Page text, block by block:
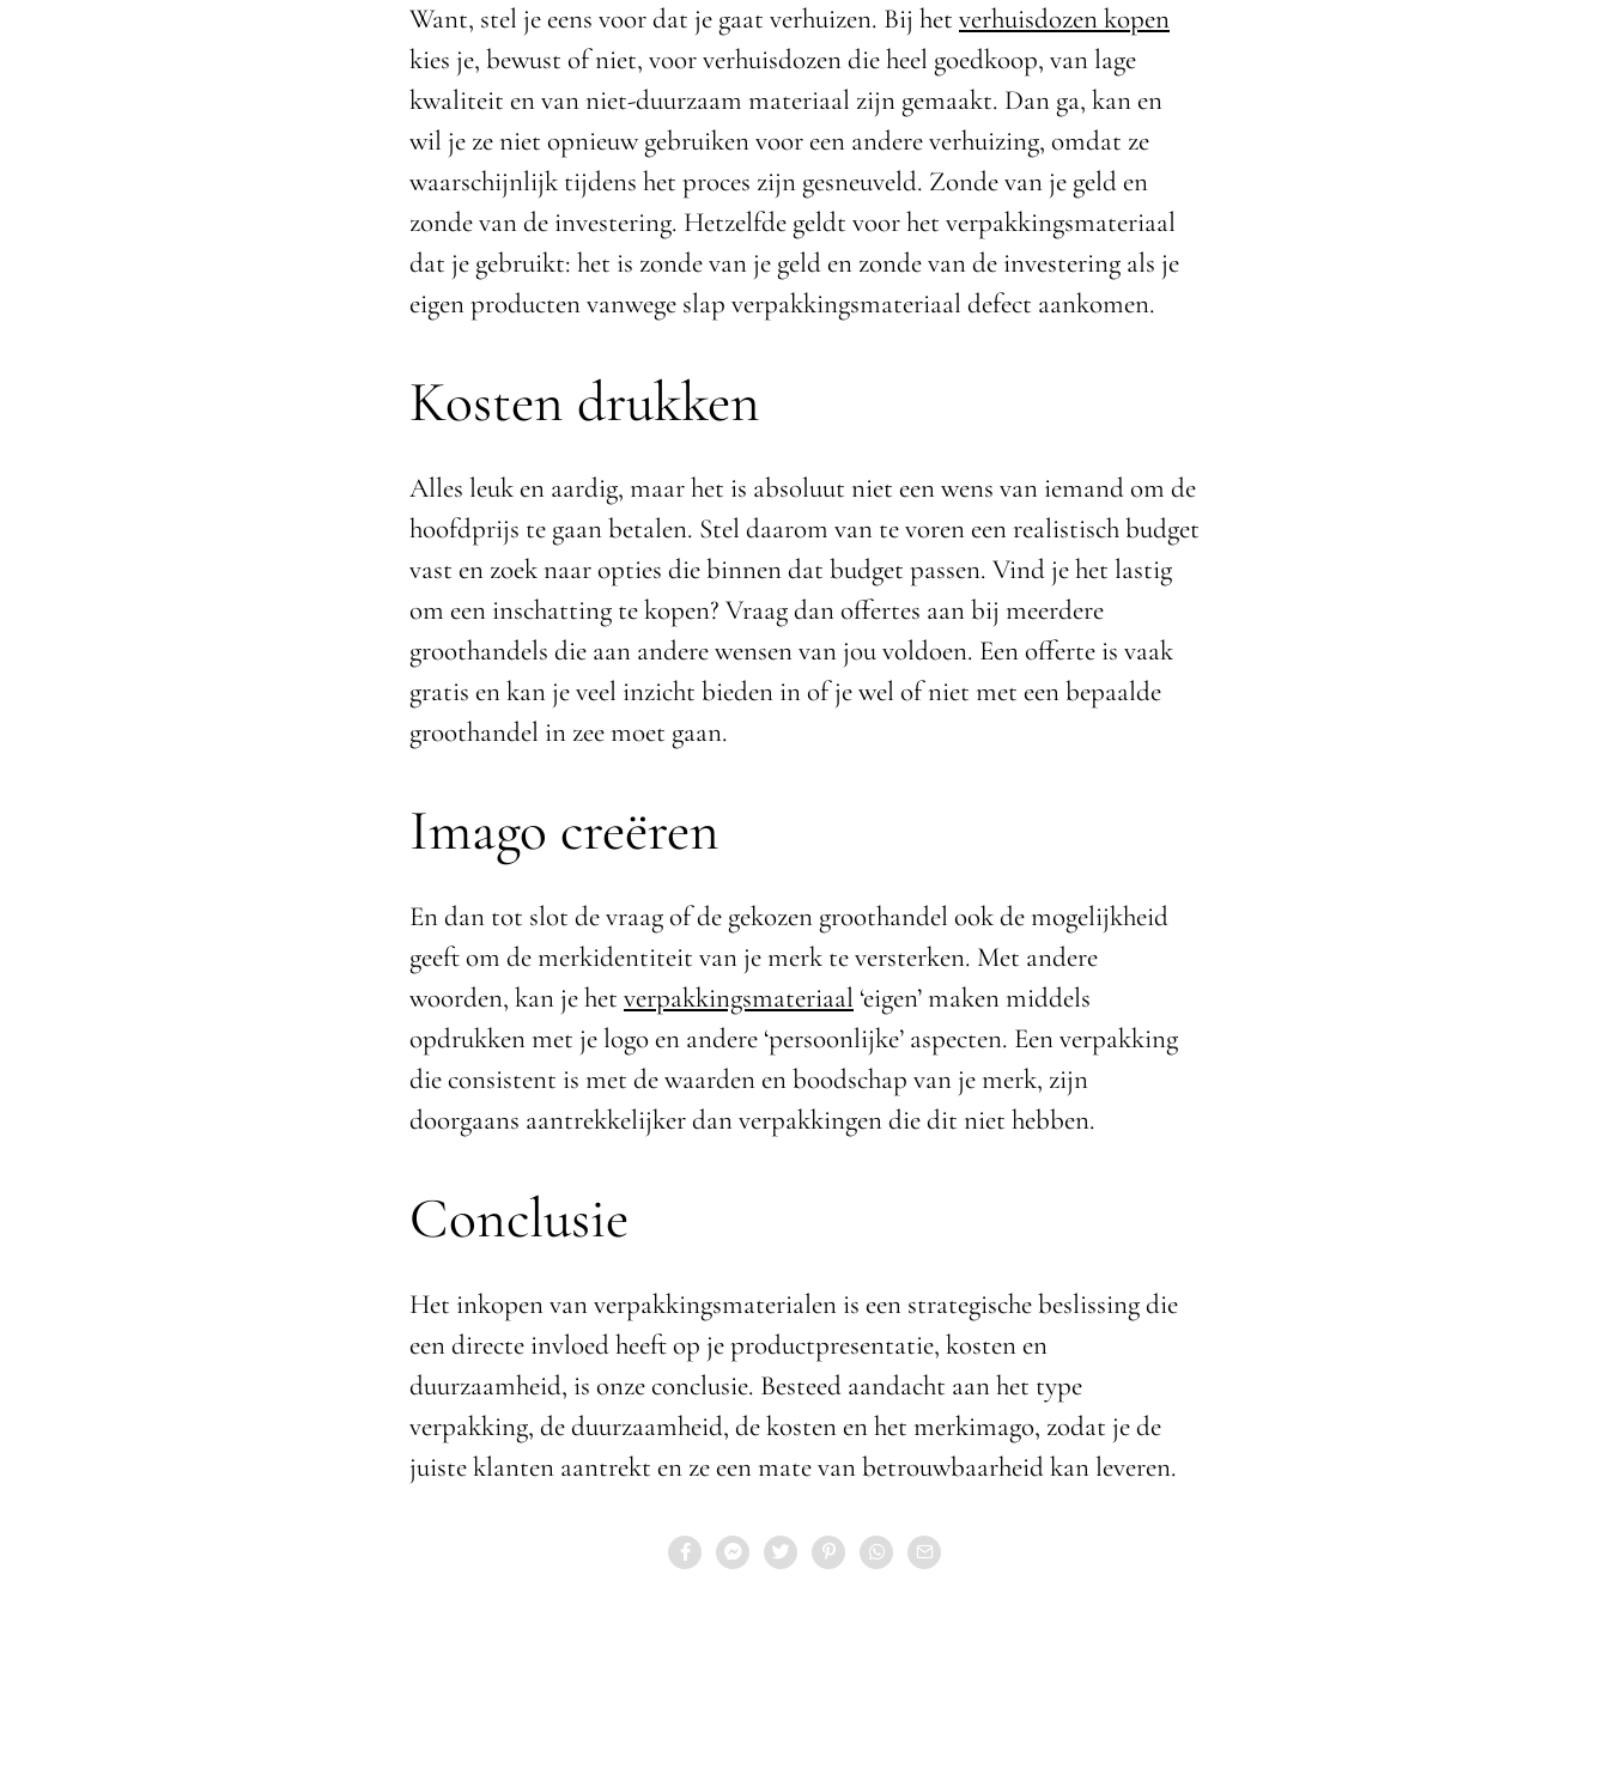
Want, stel je eens voor dat je gaat verhuizen. Bij het verhuisdozen kopen
kies je, bewust of niet, voor verhuisdozen die heel goedkoop, van lage
kwaliteit en van niet-duurzaam materiaal zijn gemaakt. Dan ga, kan en
wil je ze niet opnieuw gebruiken voor een andere verhuizing, omdat ze
waarschijnlijk tijdens het proces zijn gesneuveld. Zonde van je geld en
zonde van de investering. Hetzelfde geldt voor het verpakkingsmateriaal
dat je gebruikt: het is zonde van je geld en zonde van de investering als je
eigen producten vanwege slap verpakkingsmateriaal defect aankomen.
Kosten drukken
Alles leuk en aardig, maar het is absoluut niet een wens van iemand om de
hoofdprijs te gaan betalen. Stel daarom van te voren een realistisch budget
vast en zoek naar opties die binnen dat budget passen. Vind je het lastig
om een inschatting te kopen? Vraag dan offertes aan bij meerdere
groothandels die aan andere wensen van jou voldoen. Een offerte is vaak
gratis en kan je veel inzicht bieden in of je wel of niet met een bepaalde
groothandel in zee moet gaan.
Imago creëren
En dan tot slot de vraag of de gekozen groothandel ook de mogelijkheid
geeft om de merkidentiteit van je merk te versterken. Met andere
woorden, kan je het verpakkingsmateriaal ‘eigen’ maken middels
opdrukken met je logo en andere ‘persoonlijke’ aspecten. Een verpakking
die consistent is met de waarden en boodschap van je merk, zijn
doorgaans aantrekkelijker dan verpakkingen die dit niet hebben.
Conclusie
Het inkopen van verpakkingsmaterialen is een strategische beslissing die
een directe invloed heeft op je productpresentatie, kosten en
duurzaamheid, is onze conclusie. Besteed aandacht aan het type
verpakking, de duurzaamheid, de kosten en het merkimago, zodat je de
juiste klanten aantrekt en ze een mate van betrouwbaarheid kan leveren.